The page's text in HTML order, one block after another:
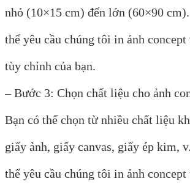
nhỏ (10×15 cm) đến lớn (60×90
thể yêu cầu chúng tôi in ảnh
tùy chỉnh của bạn.
– Bước 3: Chọn chất liệu cho ảnh
Bạn có thể chọn từ nhiều chất liệu
giấy ảnh, giấy canvas, giấy ép kim,
thể yêu cầu chúng tôi in ảnh